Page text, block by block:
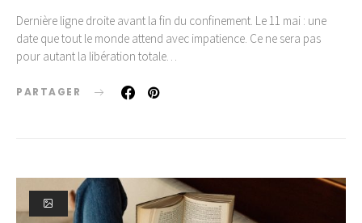
Dernière ligne droite avant la fin du confinement. Le 11 mai : une
date que tout le monde attend avec impatience. Ce ne sera pas
pour autant la libération totale…
PARTAGER